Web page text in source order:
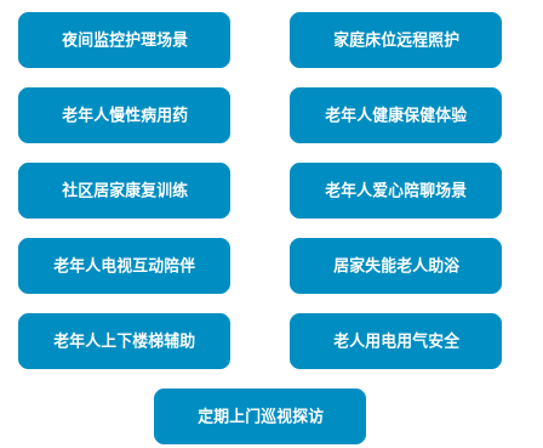
夜间监控护理场景 家庭床位远程照护
老年人慢性病用药 老年人健康保健体验
社区居家康复训练 老年人爱心陪聊场景
老年人电视互动陪伴 居家失能老人助浴
老年人上下楼梯辅助 老人用电用气安全
定期上门巡视探访